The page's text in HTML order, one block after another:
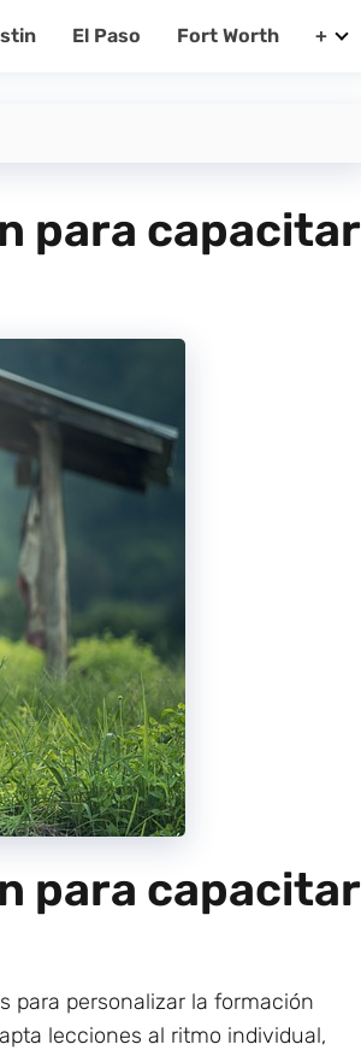
El Paso Fort Worth +
para capacitar
para capacitar
para personalizar la formación
lecciones al ritmo individual,